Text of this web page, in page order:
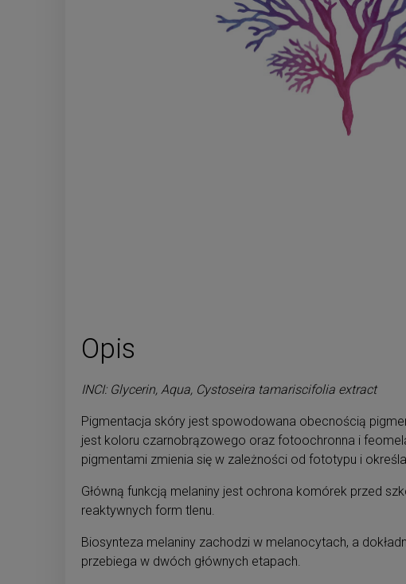
Opis
INCI: Glycerin, Aqua, Cystoseira tamariscifolia extract
Pigmentacja skóry jest spowodowana obecnością
jest koloru czarnobrązowego oraz fotoochronna i
pigmentami zmienia się w zależności od fototypu i
Główną funkcją melaniny jest ochrona komórek przed
reaktywnych form tlenu.
Biosynteza melaniny zachodzi w melanocytach, a
przebiega w dwóch głównych etapach.